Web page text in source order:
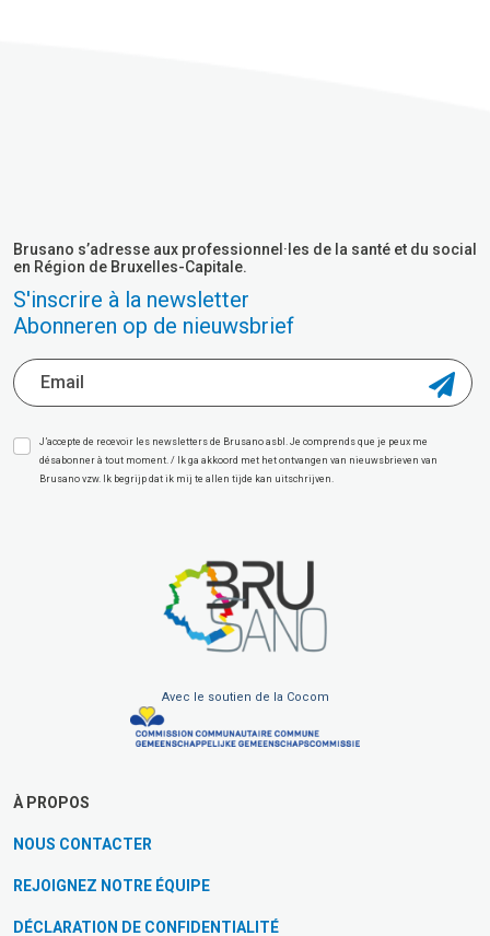
Brusano s’adresse aux professionnel·les de la santé et du social
en Région de Bruxelles-Capitale.
S'inscrire à la newsletter
Abonneren op de nieuwsbrief
J’accepte de recevoir les newsletters de Brusano asbl. Je comprends que je peux me
désabonner à tout moment. / Ik ga akkoord met het ontvangen van nieuwsbrieven van
Brusano vzw. Ik begrijp dat ik mij te allen tijde kan uitschrijven.
Avec le soutien de la Cocom
À PROPOS
NOUS CONTACTER
REJOIGNEZ NOTRE ÉQUIPE
DÉCLARATION DE CONFIDENTIALITÉ